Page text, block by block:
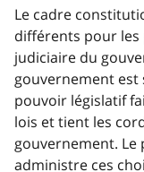
Le cadre
différents pour les
judiciaire du
gouvernement est
pouvoir législatif
lois et tient les
gouvernement.
administre ces